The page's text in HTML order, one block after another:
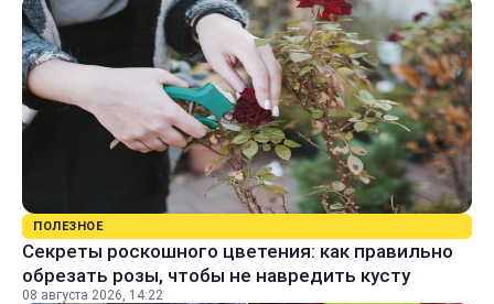
ПОЛЕЗНОЕ
Секреты роскошного цветения: как правильно
обрезать розы, чтобы не навредить кусту
08 августа 2026, 14:22